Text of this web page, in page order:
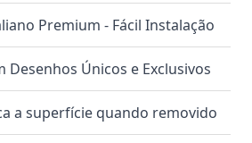
Premium - Fácil Instalação
Desenhos Únicos e Exclusivos
a superfície quando removido